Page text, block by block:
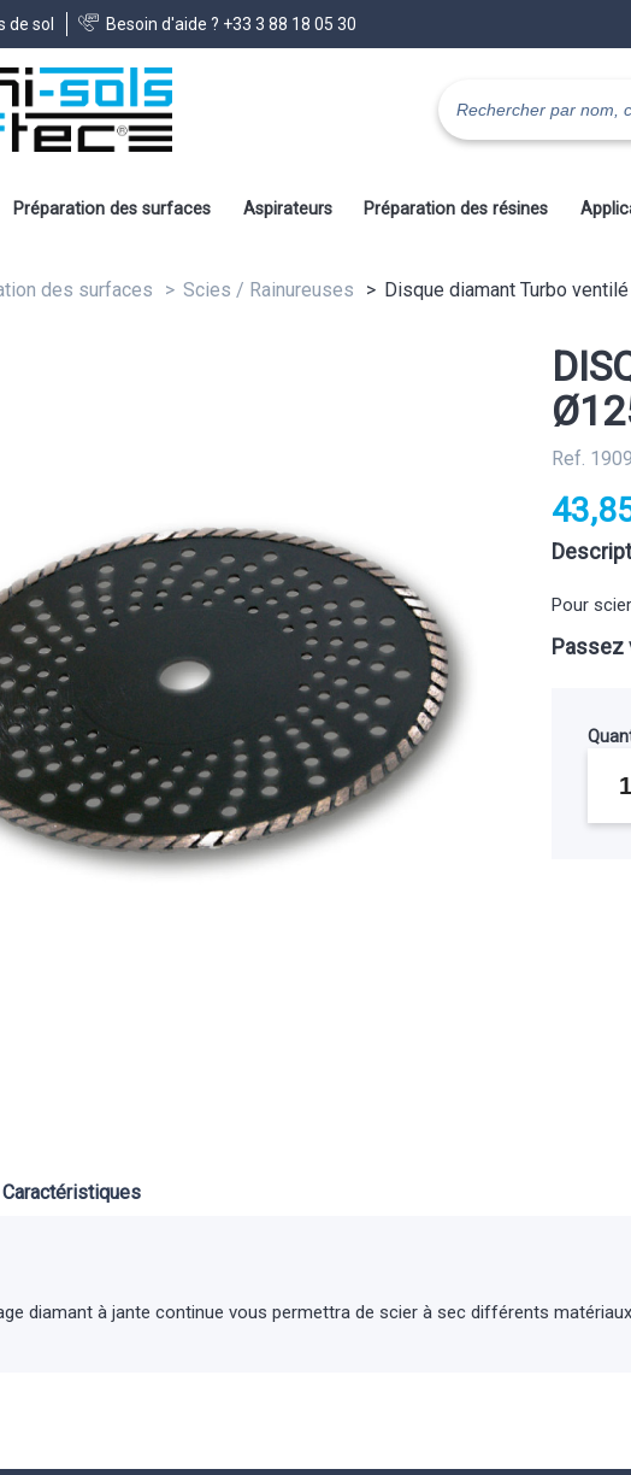
de sol Besoin d'aide ? +33 3 88 18 05 30
Préparation des surfaces Aspirateurs Préparation des résines
des surfaces Scies / Rainureuses Disque diamant Turbo
Ref.
Pour
Passez
Caractéristiques
diamant à jante continue vous permettra de scier à sec différents